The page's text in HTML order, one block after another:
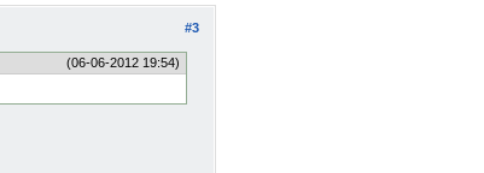
#3
(06-06-2012 19:54)